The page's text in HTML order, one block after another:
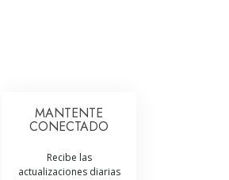
y la Honestidad
Emocional
MANTENTE
CONECTADO
Recibe las
actualizaciones diarias